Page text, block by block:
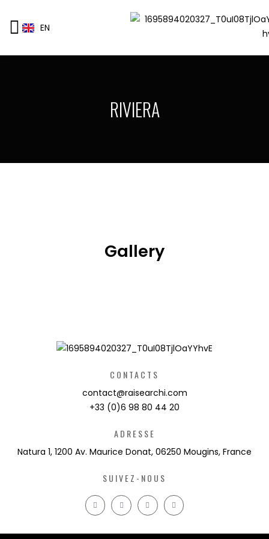
EN
RIVIERA
Gallery
CONTACTS
contact@raisearchi.com
+33 (0)6 98 80 44 20
ADRESSE
Natura 1, 1200 Av. Maurice Donat, 06250 Mougins, France
SUIVEZ-NOUS